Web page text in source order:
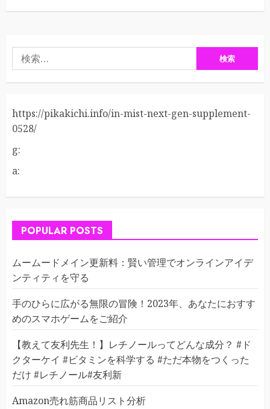
索:
https://pikakichi.info/in-mist-next-gen-supplement-
0528/
g:
a:
POPULAR POSTS
ムームードメイン更新料：賢い管理でオンラインアイデ
ンティティを守る
手のひらに広がる無限の冒険！2023年、あなたにおすす
めのスマホゲームをご紹介
【教えて友利先生！】レチノールってどんな成分？ #ド
クターケイ #ビタミンを科学する #ただ本物をつくった
だけ #レチノール#友利新
Amazon売れ筋商品リスト分析